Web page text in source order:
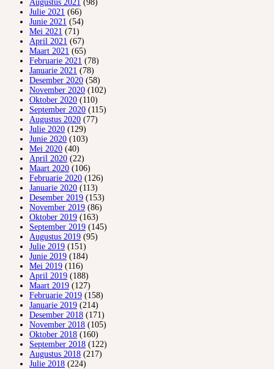
Augustus 2021 (98)
Julie 2021 (66)
Junie 2021 (54)
Mei 2021 (71)
April 2021 (67)
Maart 2021 (65)
Februarie 2021 (78)
Januarie 2021 (78)
Desember 2020 (58)
November 2020 (102)
Oktober 2020 (110)
September 2020 (115)
Augustus 2020 (77)
Julie 2020 (129)
Junie 2020 (103)
Mei 2020 (40)
April 2020 (22)
Maart 2020 (106)
Februarie 2020 (126)
Januarie 2020 (113)
Desember 2019 (153)
November 2019 (86)
Oktober 2019 (163)
September 2019 (145)
Augustus 2019 (95)
Julie 2019 (151)
Junie 2019 (184)
Mei 2019 (116)
April 2019 (188)
Maart 2019 (127)
Februarie 2019 (158)
Januarie 2019 (214)
Desember 2018 (171)
November 2018 (105)
Oktober 2018 (160)
September 2018 (122)
Augustus 2018 (217)
Julie 2018 (224)